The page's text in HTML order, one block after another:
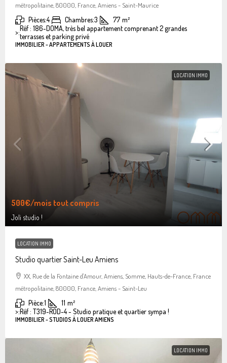
métropolitaine, 80000, France, Amiens - Saint-Maurice
Pièces:4 Chambres:3 77 m²
>:Réf : 186-DOMA, très bel appartement comprenant 2 grandes
terrasses et parking privé
IMMOBILIER - APPARTEMENTS À LOUER
LOCATION IMMO
500€/mois tout compris
Joli studio !
LOCATION IMMO
Studio quartier Saint-Leu Amiens
XX, Rue de la Fontaine d'Amour, Amiens, Somme, Hauts-de-France, France
métropolitaine, 80000, France, Amiens - Saint-Leu
Pièce:1 11 m²
>:Réf : T319-ROD-4 - Studio pratique et quartier sympa !
IMMOBILIER - STUDIOS À LOUER AMIENS
LOCATION IMMO